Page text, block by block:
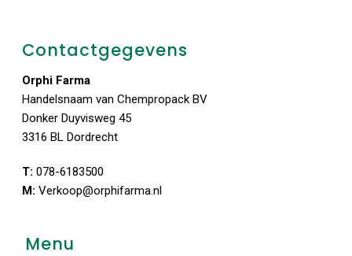
Contactgegevens
Orphi Farma
Handelsnaam van Chempropack BV
Donker Duyvisweg 45
3316 BL Dordrecht
T: 078-6183500
M: Verkoop@orphifarma.nl
Menu